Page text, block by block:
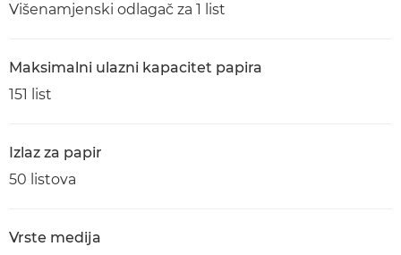
Višenamjenski odlagač za 1 list
Maksimalni ulazni kapacitet papira
151 list
Izlaz za papir
50 listova
Vrste medija